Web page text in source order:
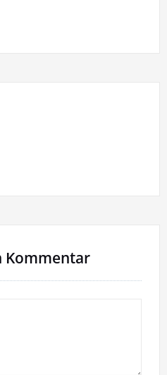
Kommentar